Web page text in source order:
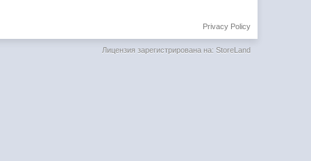
Privacy Policy
Лицензия зарегистрирована на: StoreLand